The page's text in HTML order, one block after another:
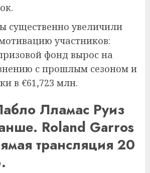
существенно увеличили
участников:
фонд вырос на
с прошлым сезоном и
в €61,723 млн.
Лламас Руиз
Roland Garros
трансляция 20